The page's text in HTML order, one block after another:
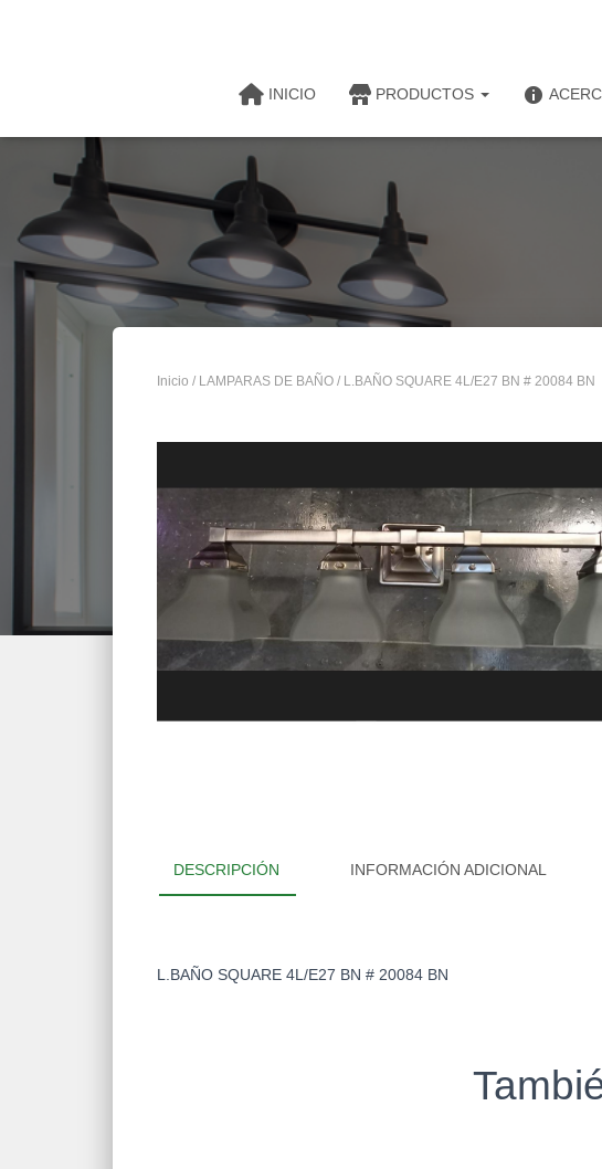
INICIO PRODUCTOS
Inicio / LAMPARAS DE BAÑO / L.BAÑO SQUARE 4L/E27 BN # 20084 BN
DESCRIPCIÓN INFORMACIÓN ADICIONAL
L.BAÑO SQUARE 4L/E27 BN # 20084 BN